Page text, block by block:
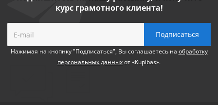
курс грамотного клиента!
Нажимая на кнопнку "Подписаться", Вы соглашаетесь на обработку
персональных данныхот «Kupibas».